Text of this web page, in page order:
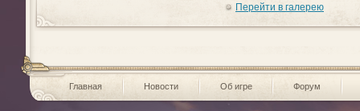
Перейти в галерею
Главная Новости Об игре Форум